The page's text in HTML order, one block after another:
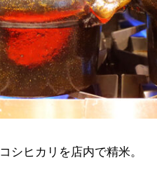
シヒカリを店内で精米。